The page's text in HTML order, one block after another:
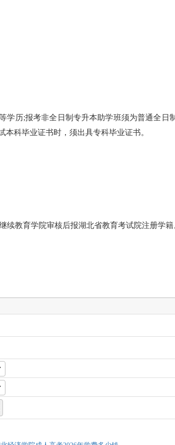
学历;报考非全日制专升本助学班须为普通全日
科毕业证书时，须出具专科毕业证书。
续教育学院审核后报湖北省教育考试院注册学籍